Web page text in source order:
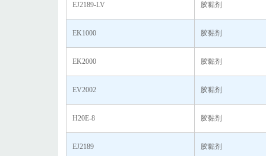
EJ2189-LV 胶黏剂
EK1000 胶黏剂
EK2000 胶黏剂
EV2002 胶黏剂
H20E-8 胶黏剂
EJ2189 胶黏剂